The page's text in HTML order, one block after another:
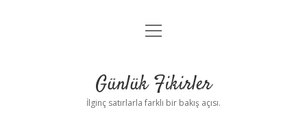
Anasayfa
Yasal Uyarı
menüyü
Günlük Fikirler
İlginç satırlarla farklı bir bakış açısı.